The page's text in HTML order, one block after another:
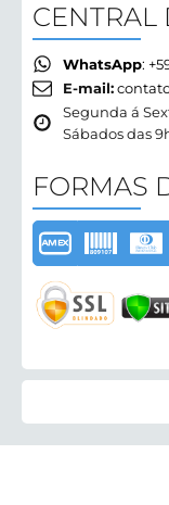
CENTRAL
WhatsApp:
E-mail:
Segunda á
Sábados das
FORMAS